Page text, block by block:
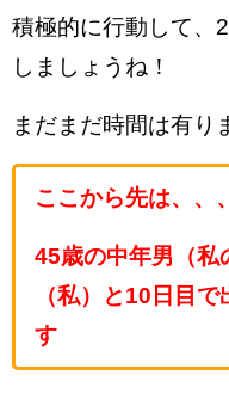
積極的に行動して、
しましょうね！
まだまだ時間は有り
ここから先は、、、
45歳の中年男（私
（私）と10日目
す